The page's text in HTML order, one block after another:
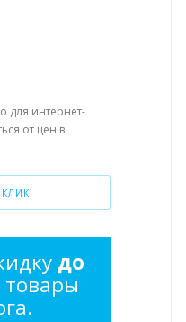
для интернет-
от цен в
КЛИК
до
товары